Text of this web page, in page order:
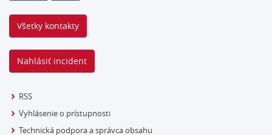
Všetky kontakty
Nahlásiť incident
RSS
Vyhlásenie o prístupnosti
Technická podpora a správca obsahu